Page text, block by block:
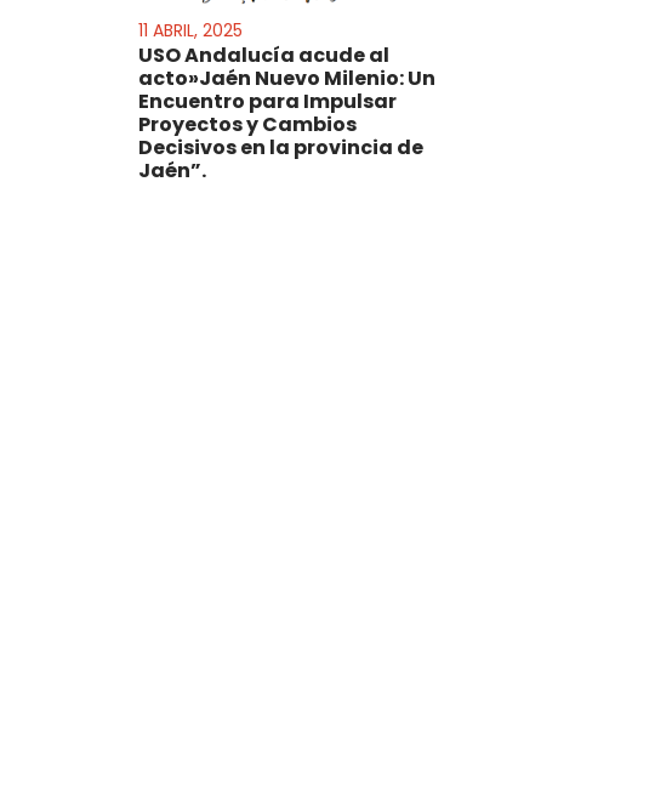
11 ABRIL, 2025
USO Andalucía acude al
acto»Jaén Nuevo Milenio: Un
Encuentro para Impulsar
Proyectos y Cambios
Decisivos en la provincia de
Jaén”.